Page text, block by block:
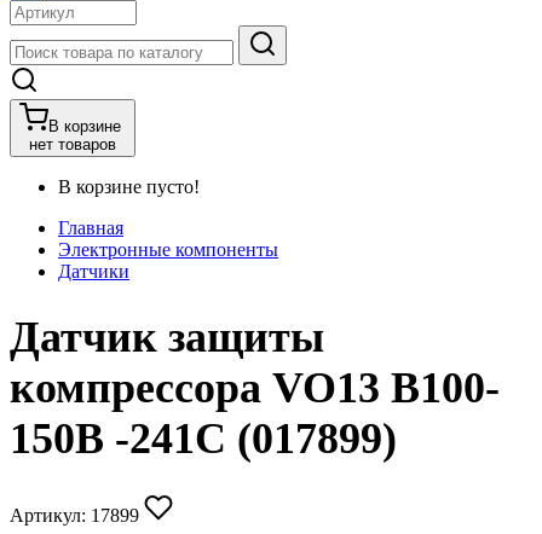
В корзине
нет товаров
В корзине пусто!
Главная
Электронные компоненты
Датчики
Датчик защиты
компрессора VO13 B100-
150B -241C (017899)
Артикул: 17899